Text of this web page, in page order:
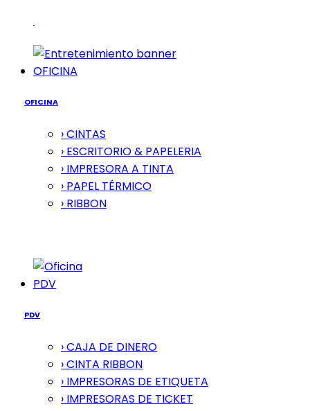
OFICINA
OFICINA
› CINTAS
› ESCRITORIO & PAPELERIA
› IMPRESORA A TINTA
› PAPEL TÉRMICO
› RIBBON
PDV
PDV
› CAJA DE DINERO
› CINTA RIBBON
› IMPRESORAS DE ETIQUETA
› IMPRESORAS DE TICKET